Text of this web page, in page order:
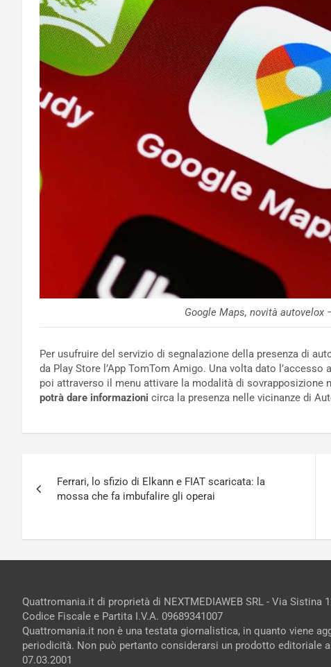
Google Maps, novità autovelox
Per usufruire del servizio di segnalazione della presenza di
da Play Store l’App TomTom Amigo. Una volta dato
poi attraverso il menu attivare la modalità di sovrapposizione
potrà dare informazioni circa la presenza nelle vicinanze di
articoli
Ferrari, lo sfizio di Elkann e FIAT scaricata: la
mossa che fa imbufalire gli operai
Quattromania.it di proprietà di NEXTMEDIAWEB SRL - Via Sistina
Codice Fiscale e Partita I.V.A. 09689341007
Quattromania.it non è una testata giornalistica, in quanto viene
periodicità. Non può pertanto considerarsi un prodotto editoriale
07.03.2001